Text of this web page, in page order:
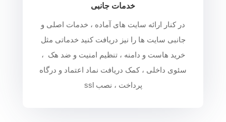
خدمات جانبی
در کنار ارائه سایت های آماده ، خدمات اصلی و
جانبی سایت ها را نیز دریافت کنید خدماتی مثل
خرید هاست و دامنه ، تنظیم امنیت و ضد هک ،
سئوی داخلی ، کمک دریافت نماد اعتماد و درگاه
پرداخت ، نصب ssl